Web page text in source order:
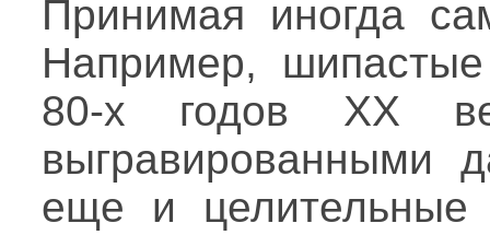
Принимая иногда
Например,
80-х годов ХХ
выгравированными
еще и целительные